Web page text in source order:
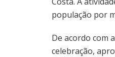
população por
De acordo com
celebração,